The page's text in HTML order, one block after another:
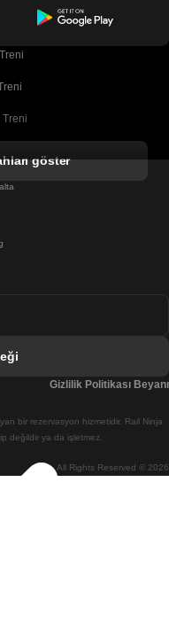
Treni
Treni
Treni
göster
All Rights Reserved © 2026
bir rezervasyon hizmetidir. Rail Ninja
değildir ya da işletmez.
Gizlilik Politikası Beyanı